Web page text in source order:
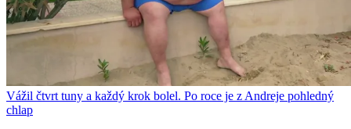
Vážil čtvrt tuny a každý krok bolel. Po roce je z Andreje pohledný
chlap